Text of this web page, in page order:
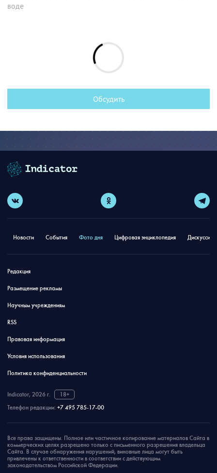
воде
Обсудить
Новости События Фото дня Цифровая энциклопедия
Редакция
Размещение рекламы
Научным учреждениям
RSS
Правовая информация
Условия использования
Политика конфиденциальности
Indicator, 2026 г.
18+
Телефон редакции: +7 495 785-17-00
Все права защищены. Полное или частичное копирование материалов Сайта в
коммерческих целях разрешено только с письменного разрешения владельца
Сайта. В случае обнаружения нарушений, виновные лица могут быть
привлечены к ответственности в соответствии с действующим
законодательством Российской Федерации.